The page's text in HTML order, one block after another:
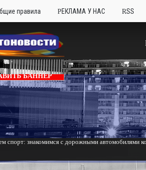
Общие правила РЕКЛАМА У НАС RSS
БАННЕР
спорт: знакомимся с дорожными автомобилями